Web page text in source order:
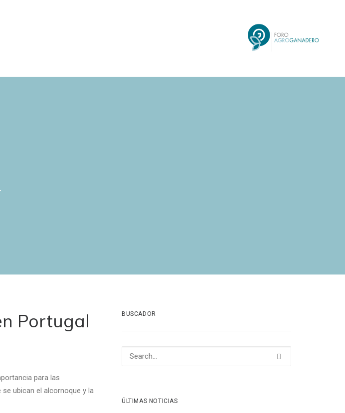
Portugal
para las
ubican el alcornoque y la
BUSCADOR
ÚLTIMAS NOTICIAS